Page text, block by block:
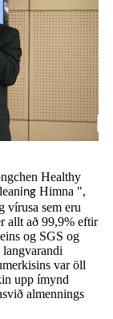
Healthy
ing Himna ",
vírusa sem eru
allt að 99,9% eftir
og SGS og
var öll
upp ímynd
almennings